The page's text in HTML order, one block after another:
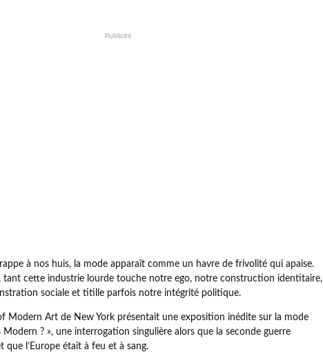
Publicité
à nos huis, la mode apparaît comme un havre de frivolité qui apaise.
tant cette industrie lourde touche notre ego, notre construction identitaire,
sociale et titille parfois notre intégrité politique.
Modern Art de New York présentait une exposition inédite sur la mode
Modern ? », une interrogation singulière alors que la seconde guerre
que l’Europe était à feu et à sang.